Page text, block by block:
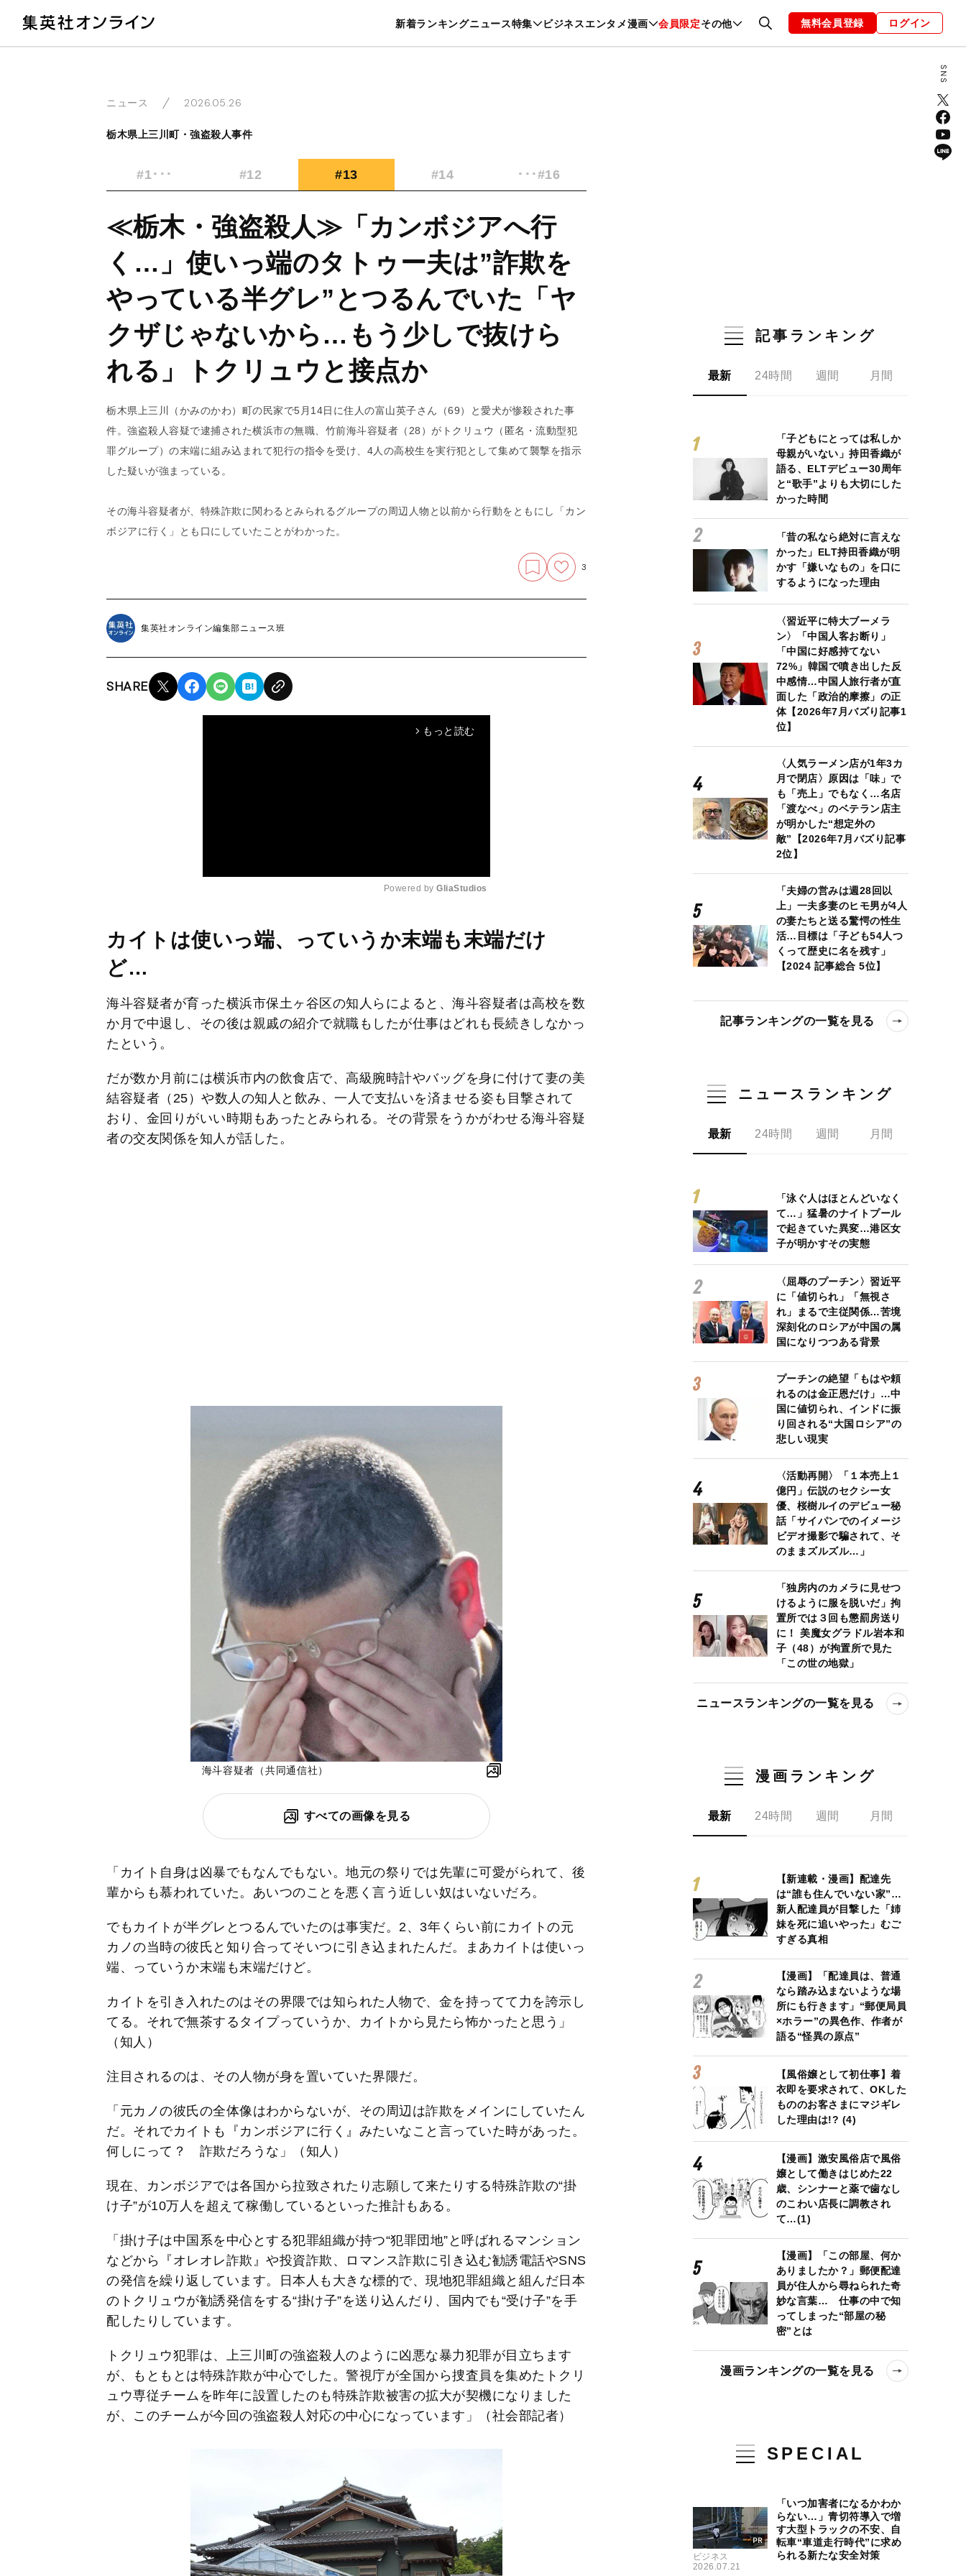
新着ランキングニュース特集 ビジネスエンタメ漫画 会員限定その他
暮らし スポーツ ヘルスケア 美容 グルメ ファッション 恋愛・結婚 編集部 お知らせ
無料会員登録 ログイン
ニュース 2026.05.26
栃木県上三川町・強盗殺人事件
#1･･･ #12 #13 #14 ･･･#16
≪栃木・強盗殺人≫「カンボジアへ行
く…」使いっ端のタトゥー夫は”詐欺を
やっている半グレ”とつるんでいた「ヤ
クザじゃないから…もう少しで抜けら
れる」トクリュウと接点か
栃⽊県上三川（かみのかわ）町の⺠家で5⽉14⽇に住⼈の富⼭英⼦さん（69）と愛犬が惨殺された事
件。強盗殺人容疑で逮捕された横浜市の無職、竹前海斗容疑者（28）がトクリュウ（匿名・流動型犯
罪グループ）の末端に組み込まれて犯行の指令を受け、4人の高校生を実行犯として集めて襲撃を指示
した疑いが強まっている。
その海斗容疑者が、特殊詐欺に関わるとみられるグループの周辺人物と以前から行動をともにし「カン
ボジアに行く」とも口にしていたことがわかった。
3
集英社オンライン編集部ニュース班
SHARE
arrow_forward_ios もっと読む
M
u
Powered by GliaStudios
カイトは使いっ端、っていうか末端も末端だけ
ど…
海斗容疑者が育った横浜市保土ヶ谷区の知人らによると、海斗容疑者は高校を数
か月で中退し、その後は親戚の紹介で就職もしたが仕事はどれも長続きしなかっ
たという。
だが数か月前には横浜市内の飲食店で、高級腕時計やバッグを身に付けて妻の美
結容疑者（25）や数人の知人と飲み、一人で支払いを済ませる姿も目撃されて
おり、金回りがいい時期もあったとみられる。その背景をうかがわせる海斗容疑
者の交友関係を知人が話した。
海斗容疑者（共同通信社）
すべての画像を見る
「カイト自身は凶暴でもなんでもない。地元の祭りでは先輩に可愛がられて、後
輩からも慕われていた。あいつのことを悪く言う近しい奴はいないだろ。
でもカイトが半グレとつるんでいたのは事実だ。2、3年くらい前にカイトの元
カノの当時の彼氏と知り合ってそいつに引き込まれたんだ。まあカイトは使いっ
端、っていうか末端も末端だけど。
カイトを引き入れたのはその界隈では知られた人物で、金を持ってて力を誇示し
てる。それで無茶するタイプっていうか、カイトから見たら怖かったと思う」
（知人）
注目されるのは、その人物が身を置いていた界隈だ。
「元カノの彼氏の全体像はわからないが、その周辺は詐欺をメインにしていたん
だ。それでカイトも『カンボジアに行く』みたいなこと言っていた時があった。
何しにって？ 詐欺だろうな」（知人）
現在、カンボジアでは各国から拉致されたり志願して来たりする特殊詐欺の“掛
け子”が10万人を超えて稼働しているといった推計もある。
「掛け子は中国系を中心とする犯罪組織が持つ“犯罪団地”と呼ばれるマンション
などから『オレオレ詐欺』や投資詐欺、ロマンス詐欺に引き込む勧誘電話やSNS
の発信を繰り返しています。日本人も大きな標的で、現地犯罪組織と組んだ日本
のトクリュウが勧誘発信をする“掛け子”を送り込んだり、国内でも“受け子”を手
配したりしています。
トクリュウ犯罪は、上三川町の強盗殺人のように凶悪な暴力犯罪が目立ちます
が、もともとは特殊詐欺が中心でした。警視庁が全国から捜査員を集めたトクリ
ュウ専従チームを昨年に設置したのも特殊詐欺被害の拡大が契機になりました
が、このチームが今回の強盗殺人対応の中心になっています」（社会部記者）
記事ランキング
最新 24時間 週間 月間
「子どもにとっては私しか
母親がいない」持田香織が
語る、ELTデビュー30周年
と“歌手”よりも大切にした
かった時間
「昔の私なら絶対に言えな
かった」ELT持田香織が明
かす「嫌いなもの」を口に
するようになった理由
〈習近平に特大ブーメラ
ン〉「中国人客お断り」
「中国に好感持てない
72%」韓国で噴き出した反
中感情…中国人旅行者が直
面した「政治的摩擦」の正
体【2026年7月バズり記事1
位】
〈人気ラーメン店が1年3カ
月で閉店〉原因は「味」で
も「売上」でもなく…名店
「渡なべ」のベテラン店主
が明かした“想定外の
敵”【2026年7月バズり記事
2位】
「夫婦の営みは週28回以
上」一夫多妻のヒモ男が4人
の妻たちと送る驚愕の性生
活…目標は「子ども54人つ
くって歴史に名を残す」
【2024 記事総合 5位】
記事ランキングの一覧を見る
ニュースランキング
最新 24時間 週間 月間
「泳ぐ人はほとんどいなく
て…」猛暑のナイトプール
で起きていた異変…港区女
子が明かすその実態
〈屈辱のプーチン〉習近平
に「値切られ」「無視さ
れ」まるで主従関係…苦境
深刻化のロシアが中国の属
国になりつつある背景
プーチンの絶望「もはや頼
れるのは金正恩だけ」…中
国に値切られ、インドに振
り回される“大国ロシア”の
悲しい現実
〈活動再開〉「１本売上１
億円」伝説のセクシー女
優、桜樹ルイのデビュー秘
話「サイパンでのイメージ
ビデオ撮影で騙されて、そ
のままズルズル…」
「独房内のカメラに見せつ
けるように服を脱いだ」拘
置所では３回も懲罰房送り
に！ 美魔女グラドル岩本和
子（48）が拘置所で見た
「この世の地獄」
ニュースランキングの一覧を見る
漫画ランキング
最新 24時間 週間 月間
【新連載・漫画】配達先
は“誰も住んでいない家”…
新人配達員が目撃した「姉
妹を死に追いやった」むご
すぎる真相
【漫画】「配達員は、普通
なら踏み込まないような場
所にも行きます」“郵便局員
×ホラー”の異色作、作者が
語る“怪異の原点”
【風俗嬢として初仕事】着
衣即を要求されて、OKした
もののお客さまにマジギレ
した理由は!? (4)
【漫画】激安風俗店で風俗
嬢として働きはじめた22
歳、シンナーと薬で歯なし
のこわい店長に調教され
て…(1)
【漫画】「この部屋、何か
ありましたか？」郵便配達
員が住人から尋ねられた奇
妙な言葉… 仕事の中で知
ってしまった“部屋の秘
密”とは
漫画ランキングの一覧を見る
SPECIAL
ビジネス
2026.07.21
「いつ加害者になるかわか
らない…」青切符導入で増
す大型トラックの不安、自
転車“車道走行時代”に求め
られる新たな安全対策